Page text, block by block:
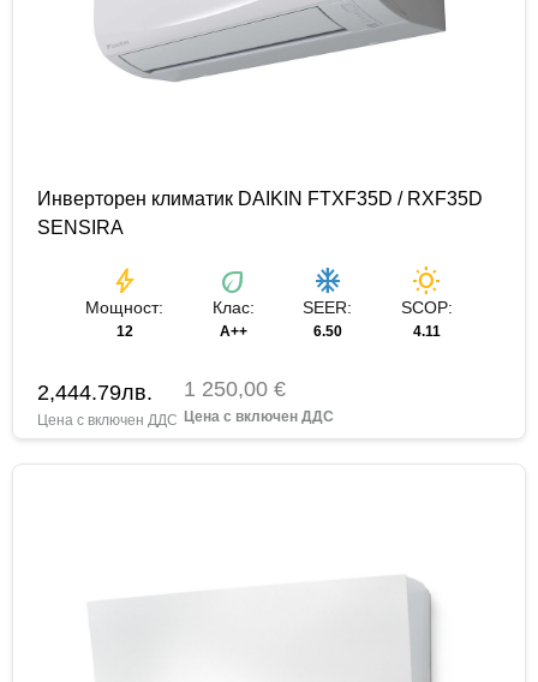
Инверторен климатик DAIKIN FTXF35D / RXF35D
SENSIRA
bolt
Мощност:
12
eco
Клас:
A++
ac_unit
SEER:
6.50
wb_sunny
SCOP:
4.11
2,444.79лв. 1 250,00 €